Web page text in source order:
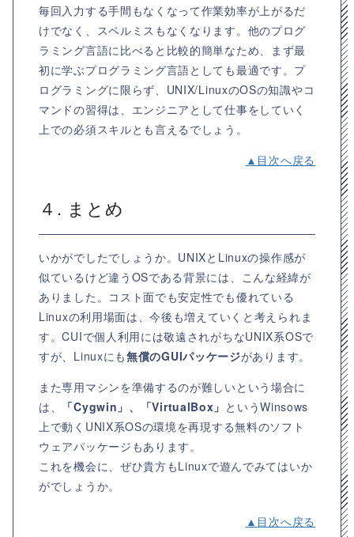
毎回入力する手間もなくなって作業効率が上がるだ
けでなく、スペルミスもなくなります。他のプログ
ラミング言語に比べると比較的簡単なため、まず最
初に学ぶプログラミング言語としても最適です。プ
ログラミングに限らず、UNIX/LinuxのOSの知識やコ
マンドの習得は、エンジニアとして仕事をしていく
上での必須スキルとも言えるでしょう。
▲目次へ戻る
４. まとめ
いかがでしたでしょうか。UNIXとLinuxの操作感が
似ているけど違うOSである背景には、こんな経緯が
ありました。コスト面でも安定性でも優れている
Linuxの利用場面は、今後も増えていくと考えられま
す。CUIで個人利用には敬遠されがちなUNIX系OSで
すが、Linuxにも無償のGUIパッケージがあります。
また専用マシンを準備するのが難しいという場合に
は、
「Cygwin」、「VirtualBox」 というWinsows
上で動くUNIX系OSの環境を再現する無料のソフト
ウェアパッケージもあります。
これを機会に、ぜひ貴方もLinuxで遊んでみてはいか
がでしょうか。
▲目次へ戻る